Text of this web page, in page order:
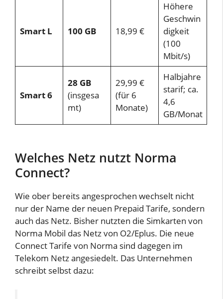
Smart L 100 GB 18,99 €
Höhere
Geschwin
digkeit
(100
Mbit/s)
Smart 6
28 GB
(insgesa
mt)
29,99 €
(für 6
Monate)
Halbjahre
starif; ca.
4,6
GB/Monat
Welches Netz nutzt Norma
Connect?
Wie ober bereits angesprochen wechselt nicht
nur der Name der neuen Prepaid Tarife, sondern
auch das Netz. Bisher nutzten die Simkarten von
Norma Mobil das Netz von O2/Eplus. Die neue
Connect Tarife von Norma sind dagegen im
Telekom Netz angesiedelt. Das Unternehmen
schreibt selbst dazu: